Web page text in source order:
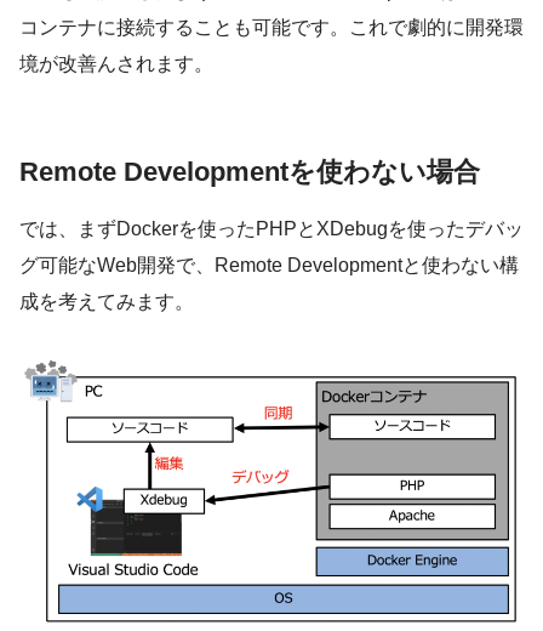
コンテナに接続することも可能です。これで劇的に開発環
境が改善んされます。
Remote Developmentを使わない場合
では、まずDockerを使ったPHPとXDebugを使ったデバッ
グ可能なWeb開発で、Remote Developmentと使わない構
成を考えてみます。